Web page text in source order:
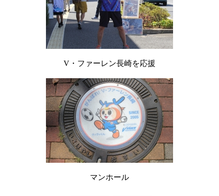
V・ファーレン長崎を応援
マンホール